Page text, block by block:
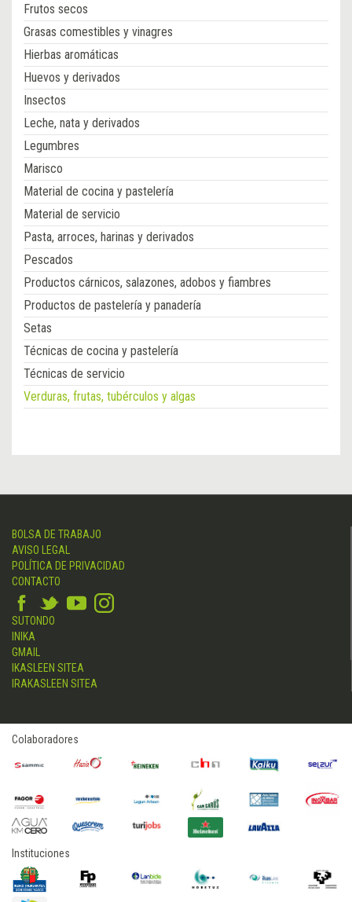
Frutos secos
Grasas comestibles y vinagres
Hierbas aromáticas
Huevos y derivados
Insectos
Leche, nata y derivados
Legumbres
Marisco
Material de cocina y pastelería
Material de servicio
Pasta, arroces, harinas y derivados
Pescados
Productos cárnicos, salazones, adobos y fiambres
Productos de pastelería y panadería
Setas
Técnicas de cocina y pastelería
Técnicas de servicio
Verduras, frutas, tubérculos y algas
BOLSA DE TRABAJO
AVISO LEGAL
POLÍTICA DE PRIVACIDAD
CONTACTO
SUTONDO
INIKA
GMAIL
IKASLEEN SITEA
IRAKASLEEN SITEA
Colaboradores
Instituciones